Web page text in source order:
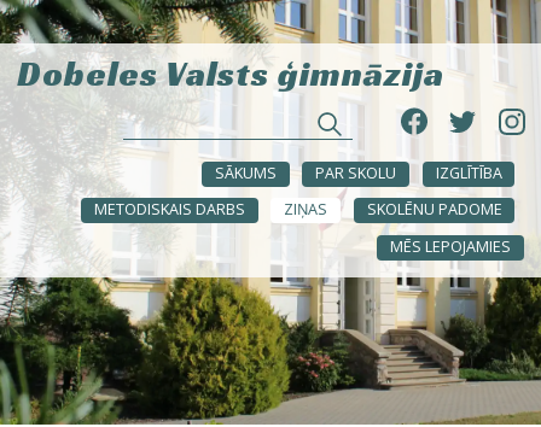
Dobeles Valsts ģimnāzija
SĀKUMS PAR SKOLU
IZGLĪTĪBA
METODISKAIS DARBS
ZIŅAS
SKOLĒNU PADOME
MĒS LEPOJAMIES